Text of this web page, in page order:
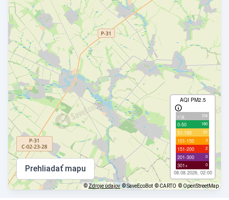
AQI PM2.5
с/д 104
0-50 180
51-100 61
101-150 3
151-200 2
201-300 0
301+ 0
08.08.2026, 02:00
Prehliadať mapu
© Zdroje údajov © SaveEcoBot © CARTO © OpenStreetMap